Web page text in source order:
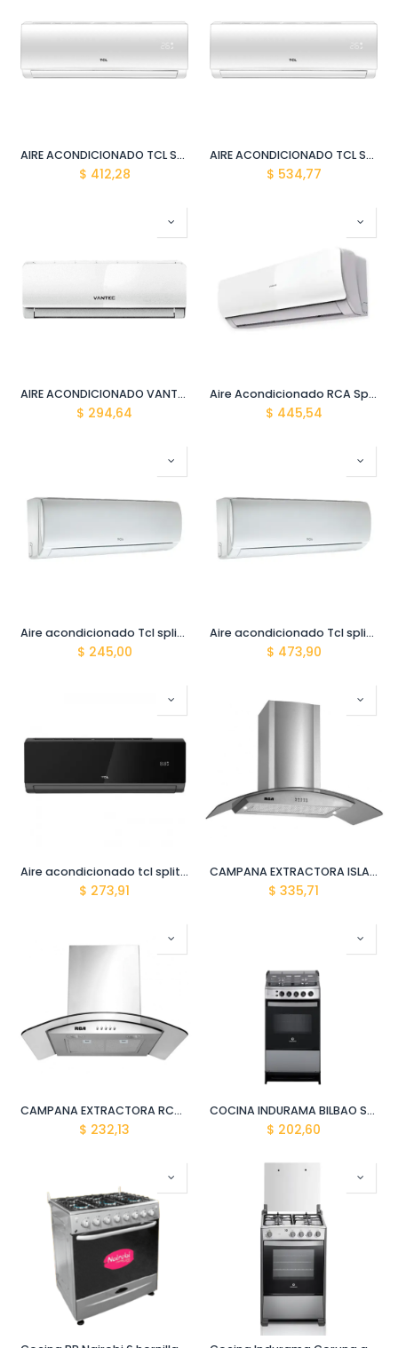
AIRE ACONDICIONADO TCL SPLIT TAC-18CSA/Z2 ALTA EFIC.(18000 BTU)
$ 412,28
AIRE ACONDICIONADO TCL SPLIT TAC-24CSA/Z2 ALTA EFIC. (24000 BTU)
$ 534,77
AIRE ACONDICIONADO VANTEC VAN-12AC(12000 BTU) SPLIT
$ 294,64
Aire Acondicionado RCA Split (24000 BTU) 5RCAA02 rca-24kbtu
$ 445,54
Aire acondicionado Tcl split (12000 BTU) tac12csd zg11 alta eficiencia
$ 245,00
Aire acondicionado Tcl split (24000 BTU) tac24csd zg11 alta eficiencia
$ 473,90
Aire acondicionado tcl split (12000 BTU) TCA-12csa/xa82 black
$ 273,91
CAMPANA EXTRACTORA ISLA RCA 90CM IS90A-G3L160/11985
$ 335,71
CAMPANA EXTRACTORA RCA 90CM QD90A PENINSULA
$ 232,13
COCINA INDURAMA BILBAO SPA PLUS CROMA C20 S01
$ 202,60